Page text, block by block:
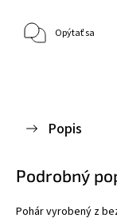
Opýtať sa
Popis
Podrobný
Pohár vyrobený z